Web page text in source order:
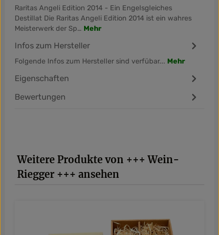
Raritas Angeli Edition 2014 - Ein Engelsgleiches
Destillat Die Raritas Angeli Edition 2014 ist ein wahres
Meisterwerk der Sp… Mehr
Infos zum Hersteller
Folgende Infos zum Hersteller sind verfübar... Mehr
Eigenschaften
Bewertungen
Produktgalerie überspringen
Weitere Produkte von +++ Wein-
Riegger +++ ansehen